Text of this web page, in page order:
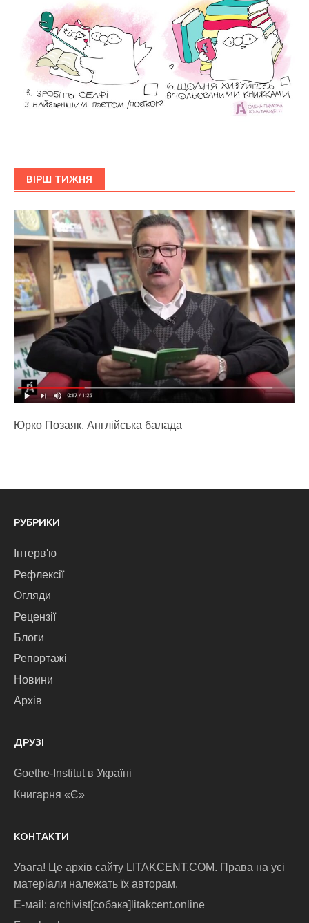
ВІРШ ТИЖНЯ
Юрко Позаяк. Англійська балада
РУБРИКИ
Інтерв'ю
Рефлексії
Огляди
Рецензії
Блоги
Репортажі
Новини
Архів
ДРУЗІ
Goethe-Institut в Україні
Книгарня «Є»
КОНТАКТИ
Увага! Це архів сайту LITAKCENT.COM. Права на усі
матеріали належать їх авторам.
E-маіl: archivist[собака]litakcent.online